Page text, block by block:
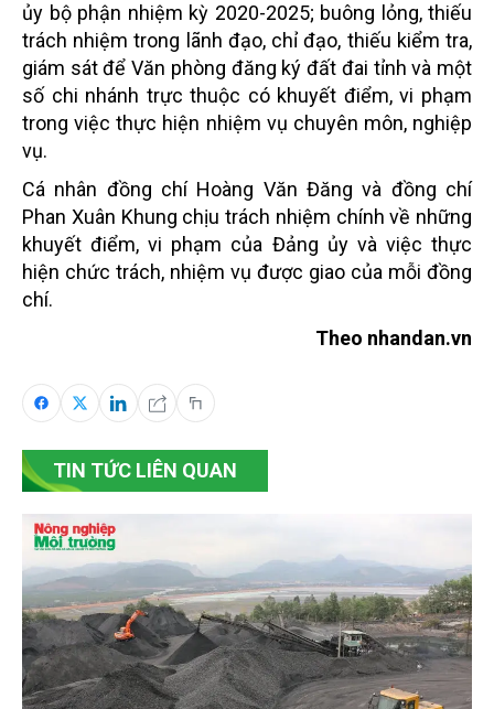
ủy bộ phận nhiệm kỳ 2020-2025; buông lỏng, thiếu
trách nhiệm trong lãnh đạo, chỉ đạo, thiếu kiểm tra,
giám sát để Văn phòng đăng ký đất đai tỉnh và một
số chi nhánh trực thuộc có khuyết điểm, vi phạm
trong việc thực hiện nhiệm vụ chuyên môn, nghiệp
vụ.
Cá nhân đồng chí Hoàng Văn Đăng và đồng chí
Phan Xuân Khung chịu trách nhiệm chính về những
khuyết điểm, vi phạm của Đảng ủy và việc thực
hiện chức trách, nhiệm vụ được giao của mỗi đồng
chí.
Theo nhandan.vn
TIN TỨC LIÊN QUAN